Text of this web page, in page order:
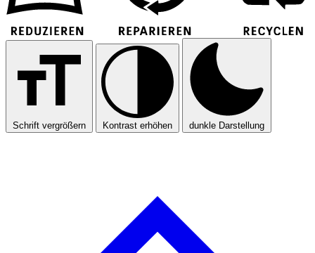
Schrift vergrößern Kontrast erhöhen dunkle Darstellung